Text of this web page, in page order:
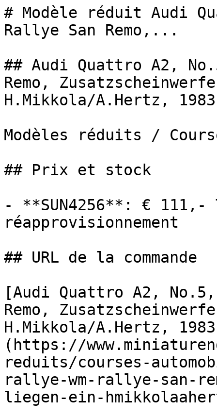
# Modèle réduit Audi
Rallye San Remo,...
## Audi Quattro A2,
Remo,
H.Mikkola/A.Hertz, 1983
Modèles réduits /
## Prix et stock
- **SUN4256**: € 111,-
réapprovisionnement
## URL de la commande
[Audi Quattro A2,
Remo,
H.Mikkola/A.Hertz,
(https://
reduits/courses-
rallye-wm-rallye-san-
liegen-ein-